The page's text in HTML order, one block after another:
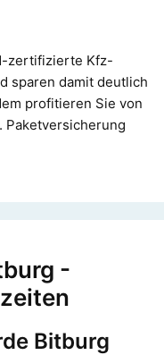
zertifizierte Kfz-
sparen damit deutlich
profitieren Sie von
Paketversicherung
-
Bitburg